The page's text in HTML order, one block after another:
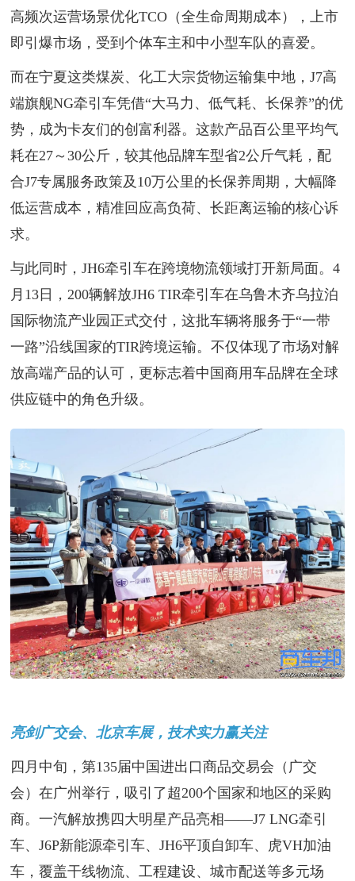
高频次运营场景优化TCO（全生命周期成本），上市
即引爆市场，受到个体车主和中小型车队的喜爱。
而在宁夏这类煤炭、化工大宗货物运输集中地，J7高
端旗舰NG牵引车凭借“大马力、低气耗、长保养”的优
势，成为卡友们的创富利器。这款产品百公里平均气
耗在27～30公斤，较其他品牌车型省2公斤气耗，配
合J7专属服务政策及10万公里的长保养周期，大幅降
低运营成本，精准回应高负荷、长距离运输的核心诉
求。
与此同时，JH6牵引车在跨境物流领域打开新局面。4
月13日，200辆解放JH6 TIR牵引车在乌鲁木齐乌拉泊
国际物流产业园正式交付，这批车辆将服务于“一带
一路”沿线国家的TIR跨境运输。不仅体现了市场对解
放高端产品的认可，更标志着中国商用车品牌在全球
供应链中的角色升级。
亮剑广交会、北京车展，技术实力赢关注
四月中旬，第135届中国进出口商品交易会（广交
会）在广州举行，吸引了超200个国家和地区的采购
商。一汽解放携四大明星产品亮相——J7 LNG牵引
车、J6P新能源牵引车、JH6平顶自卸车、虎VH加油
车，覆盖干线物流、工程建设、城市配送等多元场